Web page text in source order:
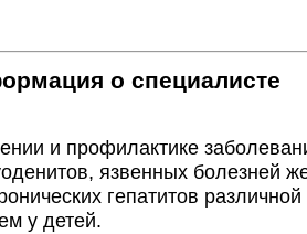
о специалисте
и профилактике
язвенных
гепатитов
у детей.